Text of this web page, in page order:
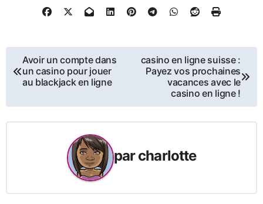
Navigation
de
l’article
Avoir un compte dans
un casino pour jouer
au blackjack en ligne
casino en ligne suisse :
Payez vos prochaines
vacances avec le
casino en ligne !
parcharlotte